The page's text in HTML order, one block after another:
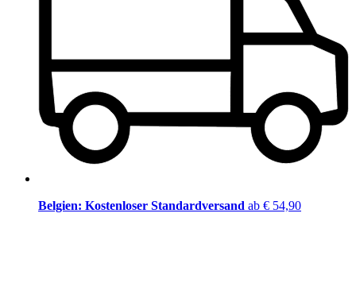
Belgien: Kostenloser Standardversand ab € 54,90